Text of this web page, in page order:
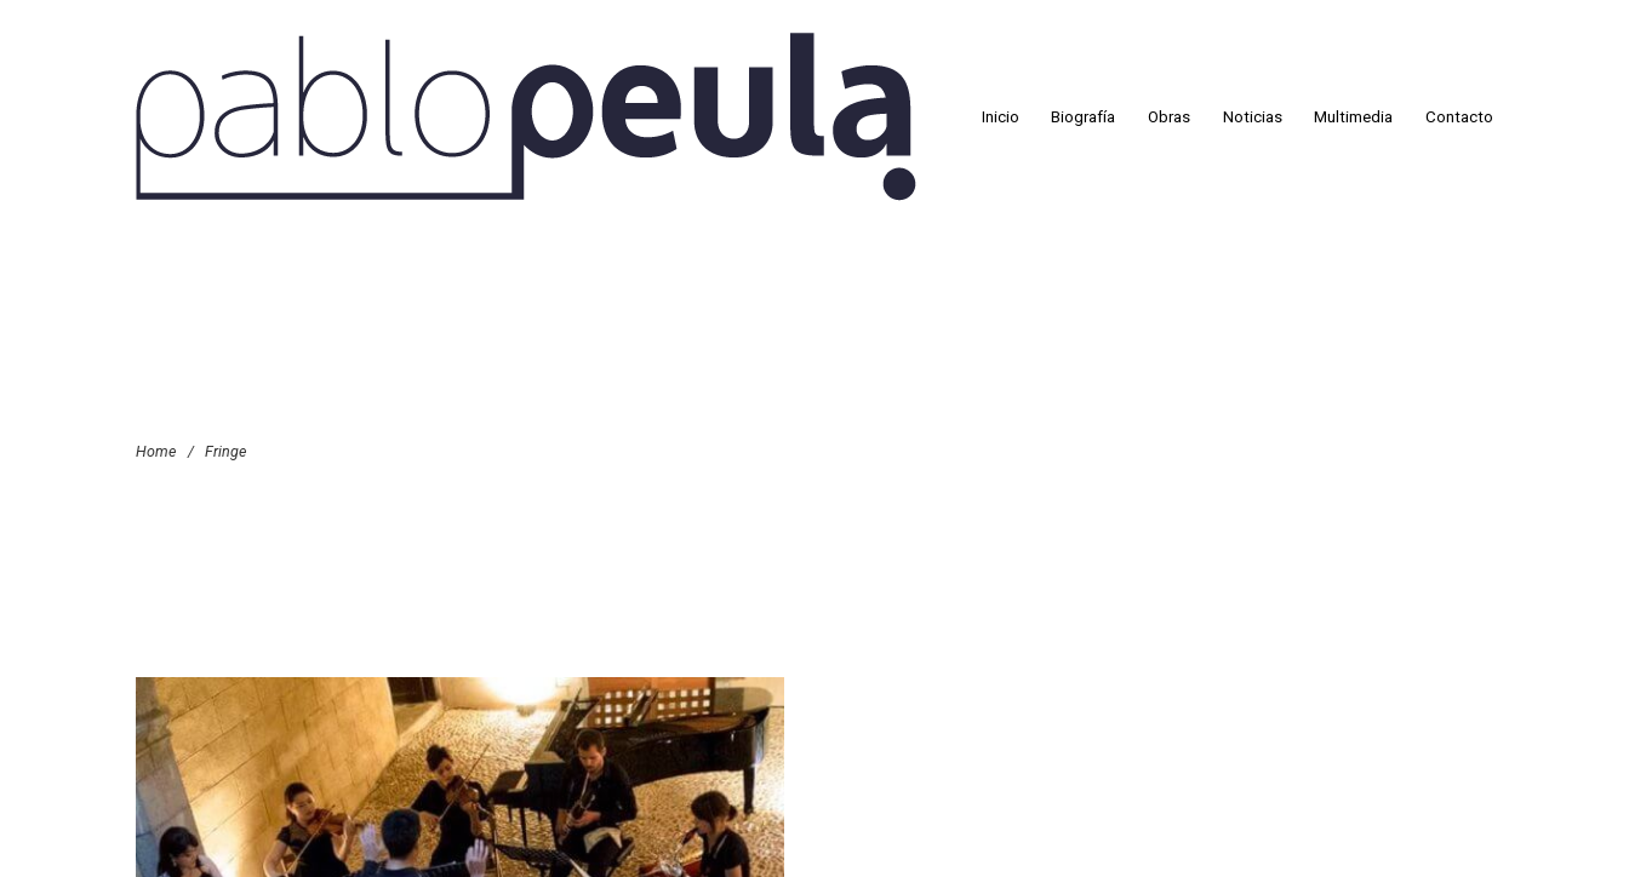
Inicio Biografía Obras Noticias Multimedia Contacto
Home / Fringe